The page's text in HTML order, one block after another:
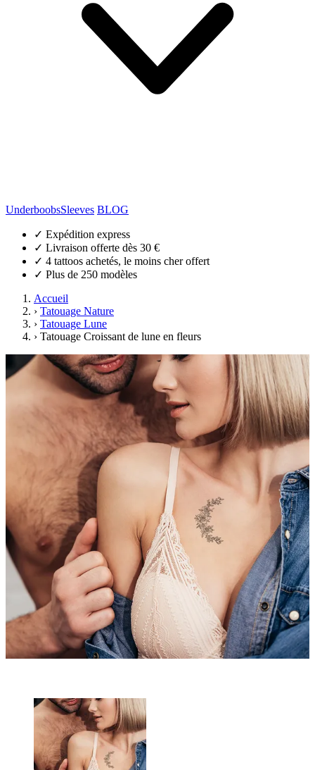
UnderboobsSleeves BLOG
✓ Expédition express
✓ Livraison offerte dès 30 €
✓ 4 tattoos achetés, le moins cher offert
✓ Plus de 250 modèles
Accueil
› Tatouage Nature
› Tatouage Lune
› Tatouage Croissant de lune en fleurs